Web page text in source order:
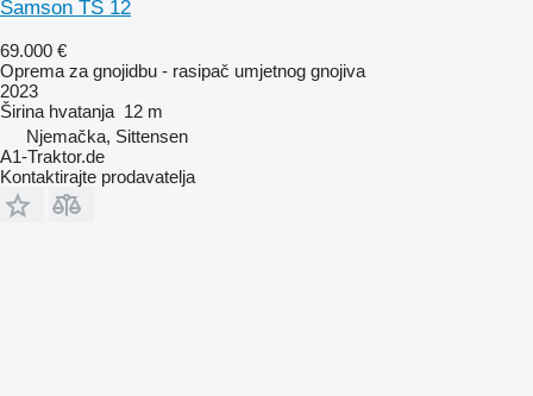
Samson TS 12
69.000 €
Oprema za gnojidbu - rasipač umjetnog gnojiva
2023
Širina hvatanja 12 m
Njemačka, Sittensen
A1-Traktor.de
Kontaktirajte prodavatelja